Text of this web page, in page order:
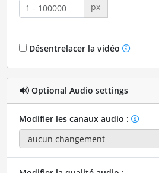
px
Désentrelacer la vidéo
Optional Audio settings
Modifier les canaux audio :